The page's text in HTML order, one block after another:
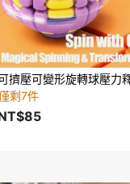
剩7件